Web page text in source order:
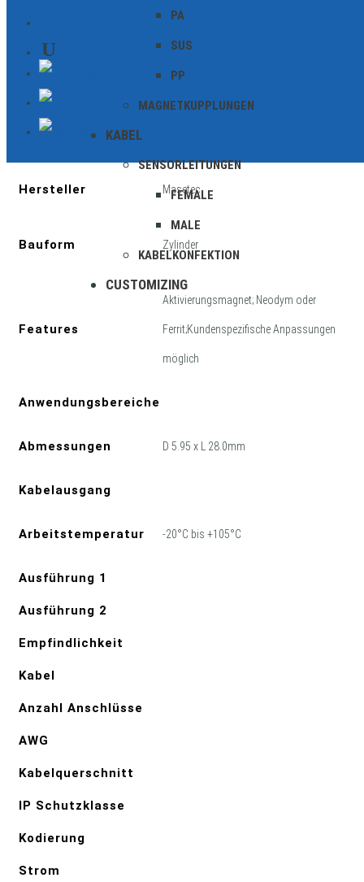
PA
SUS
PP
MAGNETKUPPLUNGEN
KABEL
SENSORLEITUNGEN
FEMALE
MALE
KABELKONFEKTION
CUSTOMIZING
Zusätzliche Informationen
Hersteller Masetec
Bauform Zylinder
Features
Aktivierungsmagnet; Neodym oder
Ferrit;Kundenspezifische Anpassungen
möglich
Anwendungsbereiche
Abmessungen D 5.95 x L 28.0mm
Kabelausgang
Arbeitstemperatur -20°C bis +105°C
Ausführung 1
Ausführung 2
Empfindlichkeit
Kabel
Anzahl Anschlüsse
AWG
Kabelquerschnitt
IP Schutzklasse
Kodierung
Strom